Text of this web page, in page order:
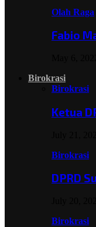
Olah Raga
Fabio
Birokrasi
Birokrasi
Ketua
Birokrasi
DPRD
Birokrasi